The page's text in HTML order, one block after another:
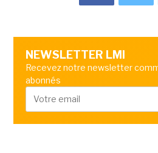
NEWSLETTER LMI
Recevez notre newsletter
abonnés